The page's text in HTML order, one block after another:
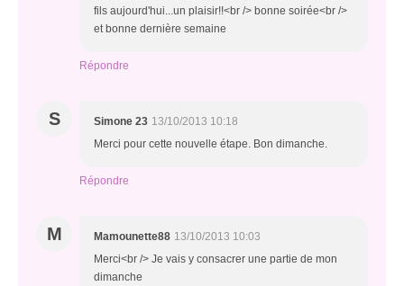
fils aujourd'hui...un plaisir!!<br /> bonne soirée<br />
et bonne dernière semaine
Répondre
S Simone 23 13/10/2013 10:18
Merci pour cette nouvelle étape. Bon dimanche.
Répondre
M Mamounette88 13/10/2013 10:03
Merci<br /> Je vais y consacrer une partie de mon
dimanche